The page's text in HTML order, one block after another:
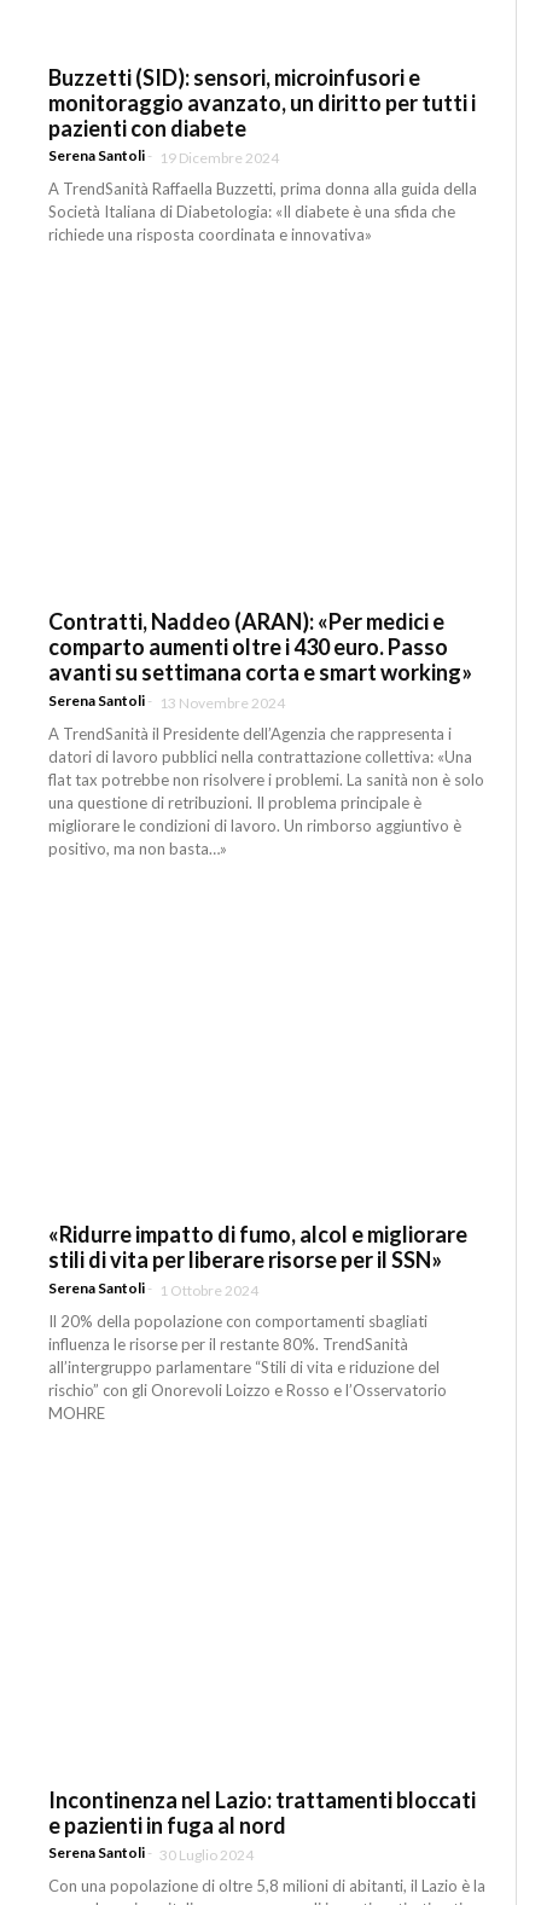
Buzzetti (SID): sensori, microinfusori e
monitoraggio avanzato, un diritto per tutti i
pazienti con diabete
Serena Santoli - 19 Dicembre 2024
A TrendSanità Raffaella Buzzetti, prima donna alla guida della
Società Italiana di Diabetologia: «Il diabete è una sfida che
richiede una risposta coordinata e innovativa»
Contratti, Naddeo (ARAN): «Per medici e
comparto aumenti oltre i 430 euro. Passo
avanti su settimana corta e smart working»
Serena Santoli - 13 Novembre 2024
A TrendSanità il Presidente dell’Agenzia che rappresenta i
datori di lavoro pubblici nella contrattazione collettiva: «Una
flat tax potrebbe non risolvere i problemi. La sanità non è solo
una questione di retribuzioni. Il problema principale è
migliorare le condizioni di lavoro. Un rimborso aggiuntivo è
positivo, ma non basta…»
«Ridurre impatto di fumo, alcol e migliorare
stili di vita per liberare risorse per il SSN»
Serena Santoli - 1 Ottobre 2024
Il 20% della popolazione con comportamenti sbagliati
influenza le risorse per il restante 80%. TrendSanità
all’intergruppo parlamentare “Stili di vita e riduzione del
rischio” con gli Onorevoli Loizzo e Rosso e l’Osservatorio
MOHRE
Incontinenza nel Lazio: trattamenti bloccati
e pazienti in fuga al nord
Serena Santoli - 30 Luglio 2024
Con una popolazione di oltre 5,8 milioni di abitanti, il Lazio è la